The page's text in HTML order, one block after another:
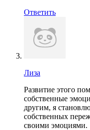
Ответить
Лиза
Развитие этого
собственные
другим, я
собственных
своими эмоциями.